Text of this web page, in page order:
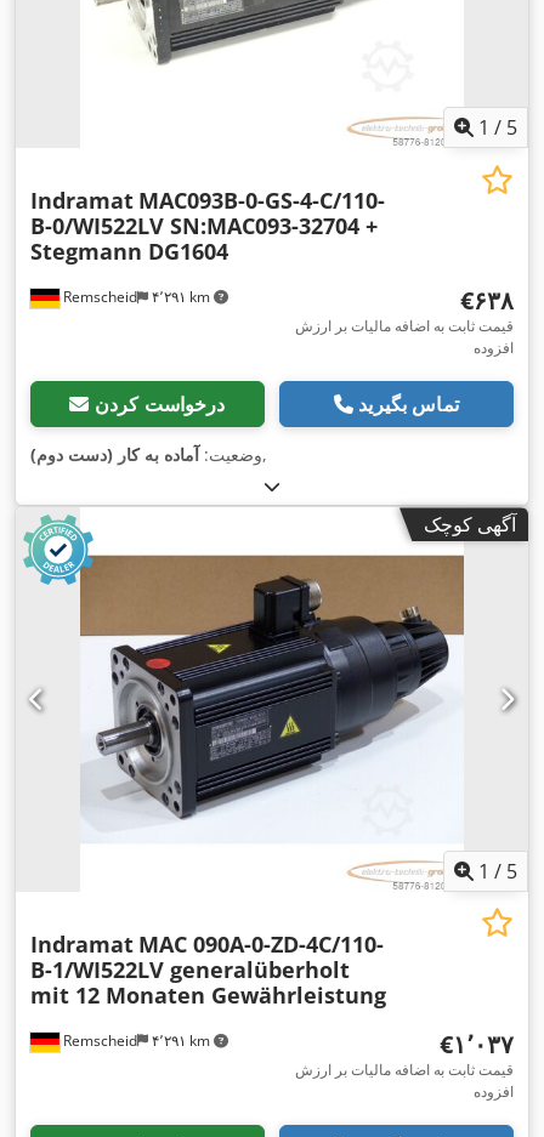
1 / 5
Remscheid ۴٬۲۹۱ km
Indramat MAC093B-0-GS-4-C/110-
B-0/WI522LV SN:MAC093-32704 +
Stegmann DG1604
‎€۶۳۸
قیمت ثابت به اضافه مالیات بر ارزش
افزوده
درخواست کردن تماس بگیرید
وضعیت: آماده به کار (دست دوم) ,
آگهی کوچک
1 / 5
Remscheid ۴٬۲۹۱ km
Indramat MAC 090A-0-ZD-4C/110-
B-1/WI522LV generalüberholt
mit 12 Monaten Gewährleistung
‎€۱٬۰۳۷
قیمت ثابت به اضافه مالیات بر ارزش
افزوده